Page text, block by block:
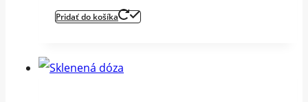
Pridať do košíka